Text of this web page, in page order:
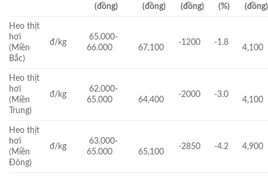
(đồng) (đồng) (đồng) (%)
Heo thịt
hơi
(Miền
Bắc)
đ/kg
65.000-
66.000
67,100
-1200 -1.8
4,100
Heo thịt
hơi
(Miền
Trung)
đ/kg
62.000-
65.000
64,400
-2000 -3.0
4,100
Heo thịt
hơi
(Miền
Đông)
đ/kg
63.000-
65.000
65,100
-2850 -4.2 4,900